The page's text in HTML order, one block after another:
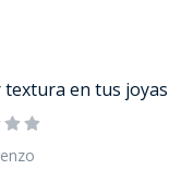
textura en tus joyas